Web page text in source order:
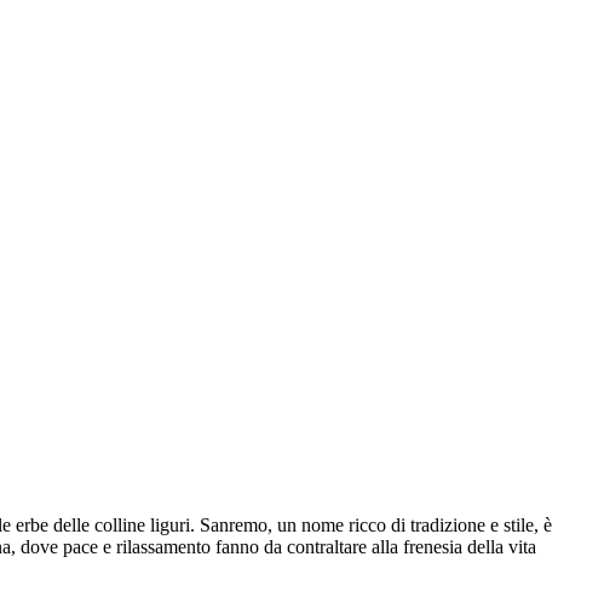
delle colline liguri. Sanremo, un nome ricco di tradizione e stile, è
pace e rilassamento fanno da contraltare alla frenesia della vita